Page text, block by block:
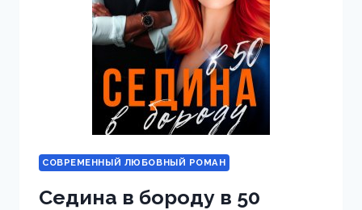
СОВРЕМЕННЫЙ ЛЮБОВНЫЙ РОМАН
Седина в бороду в 50